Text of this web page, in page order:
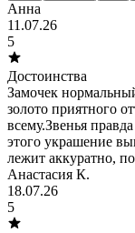
Анна
11.07.26
5
Достоинства
Замочек
золото приятного
всему.Звенья
этого украшение
лежит аккуратно,
Анастасия К.
18.07.26
5